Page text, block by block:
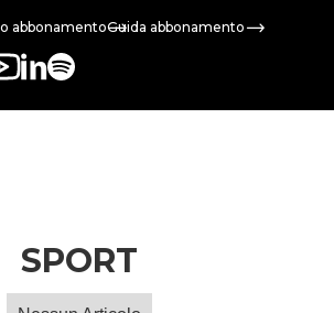
abbonamentoGuida abbonamento
SPORT